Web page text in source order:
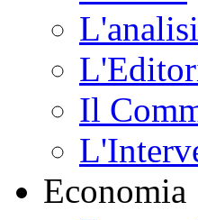
L'analisi
Il
Economia